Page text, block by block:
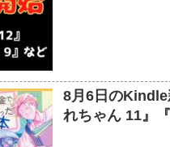
8月6日のKindle
れちゃん 11』